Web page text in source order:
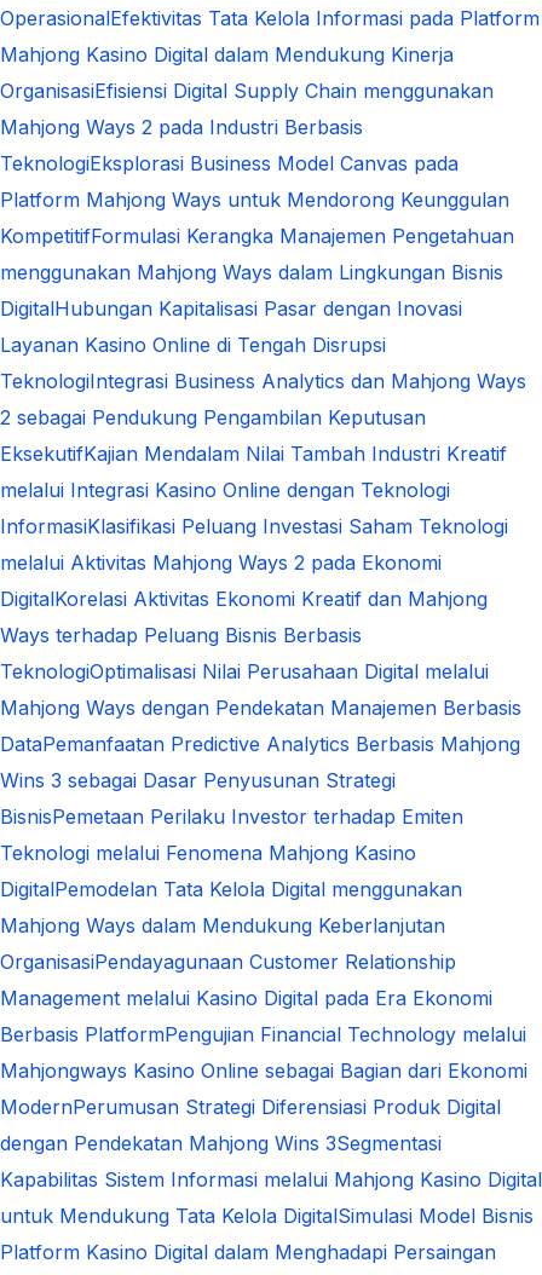
OperasionalEfektivitas Tata Kelola Informasi pada Platform
Mahjong Kasino Digital dalam Mendukung Kinerja
OrganisasiEfisiensi Digital Supply Chain menggunakan
Mahjong Ways 2 pada Industri Berbasis
TeknologiEksplorasi Business Model Canvas pada
Platform Mahjong Ways untuk Mendorong Keunggulan
KompetitifFormulasi Kerangka Manajemen Pengetahuan
menggunakan Mahjong Ways dalam Lingkungan Bisnis
DigitalHubungan Kapitalisasi Pasar dengan Inovasi
Layanan Kasino Online di Tengah Disrupsi
TeknologiIntegrasi Business Analytics dan Mahjong Ways
2 sebagai Pendukung Pengambilan Keputusan
EksekutifKajian Mendalam Nilai Tambah Industri Kreatif
melalui Integrasi Kasino Online dengan Teknologi
InformasiKlasifikasi Peluang Investasi Saham Teknologi
melalui Aktivitas Mahjong Ways 2 pada Ekonomi
DigitalKorelasi Aktivitas Ekonomi Kreatif dan Mahjong
Ways terhadap Peluang Bisnis Berbasis
TeknologiOptimalisasi Nilai Perusahaan Digital melalui
Mahjong Ways dengan Pendekatan Manajemen Berbasis
DataPemanfaatan Predictive Analytics Berbasis Mahjong
Wins 3 sebagai Dasar Penyusunan Strategi
BisnisPemetaan Perilaku Investor terhadap Emiten
Teknologi melalui Fenomena Mahjong Kasino
DigitalPemodelan Tata Kelola Digital menggunakan
Mahjong Ways dalam Mendukung Keberlanjutan
OrganisasiPendayagunaan Customer Relationship
Management melalui Kasino Digital pada Era Ekonomi
Berbasis PlatformPengujian Financial Technology melalui
Mahjongways Kasino Online sebagai Bagian dari Ekonomi
ModernPerumusan Strategi Diferensiasi Produk Digital
dengan Pendekatan Mahjong Wins 3Segmentasi
Kapabilitas Sistem Informasi melalui Mahjong Kasino Digital
untuk Mendukung Tata Kelola DigitalSimulasi Model Bisnis
Platform Kasino Digital dalam Menghadapi Persaingan